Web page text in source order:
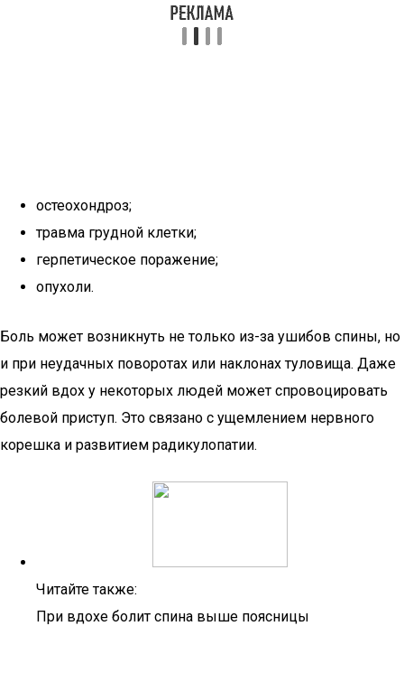
остеохондроз;
травма грудной клетки;
герпетическое поражение;
опухоли.
Боль может возникнуть не только из-за ушибов спины, но
и при неудачных поворотах или наклонах туловища. Даже
резкий вдох у некоторых людей может спровоцировать
болевой приступ. Это связано с ущемлением нервного
корешка и развитием радикулопатии.
Читайте также:
При вдохе болит спина выше поясницы